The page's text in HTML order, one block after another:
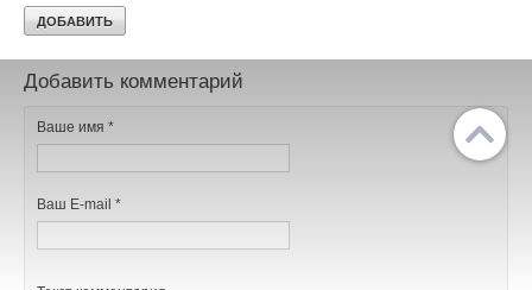
Добавить комментарий
Ваше имя *
Ваш E-mail *